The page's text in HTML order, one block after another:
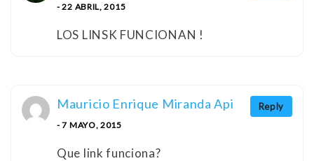
- 22 ABRIL, 2015
LOS LINSK FUNCIONAN !
Reply
Mauricio Enrique Miranda Api
- 7 MAYO, 2015
Que link funciona?